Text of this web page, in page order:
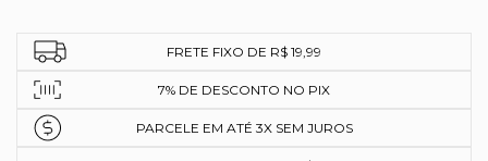
FRETE FIXO DE R$ 19,99
7% DE DESCONTO NO PIX
PARCELE EM ATÉ 3X SEM JUROS